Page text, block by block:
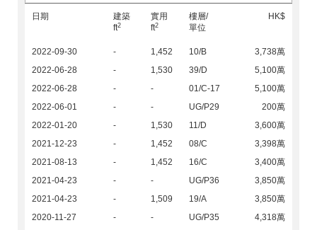
日期
建築
ft2
實用
ft2
樓層/
單位
HK$
2022-09-30 - 1,452 10/B
3,738萬
2022-06-28
- 1,530 39/D
5,100萬
2022-06-28
- - 01/C-17
5,100萬
2022-06-01
- - UG/P29
200萬
2022-01-20
- 1,530 11/D
3,600萬
2021-12-23
- 1,452 08/C
3,398萬
2021-08-13
- 1,452 16/C
3,400萬
2021-04-23
- - UG/P36
3,850萬
2021-04-23
- 1,509 19/A
3,850萬
2020-11-27
- - UG/P35 4,318萬